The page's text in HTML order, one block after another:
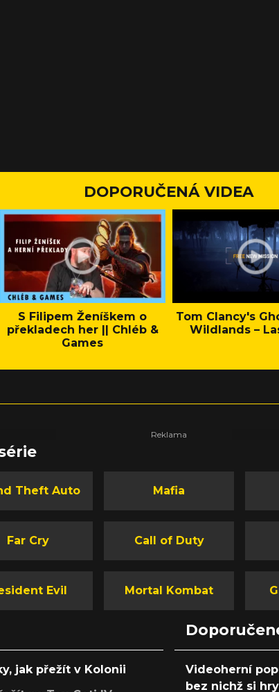
DOPORUČENÁ VIDEA
S Filipem Ženíškem o
překladech her || Chléb &
Games
Tom Clancy's
Wildlands –
Theft Auto Mafia
Far Cry Call of Duty
Evil Mortal Kombat
jak přežít v Kolonii
Videoherní
bez nichž si